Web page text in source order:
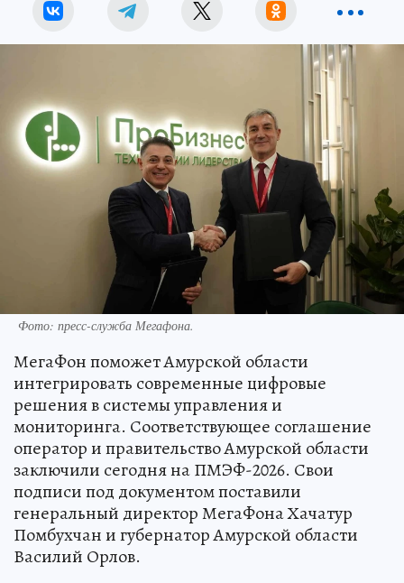
Фото: пресс-служба Мегафона.
МегаФон поможет Амурской области
интегрировать современные цифровые
решения в системы управления и
мониторинга. Соответствующее соглашение
оператор и правительство Амурской области
заключили сегодня на ПМЭФ-2026. Свои
подписи под документом поставили
генеральный директор МегаФона Хачатур
Помбухчан и губернатор Амурской области
Василий Орлов.